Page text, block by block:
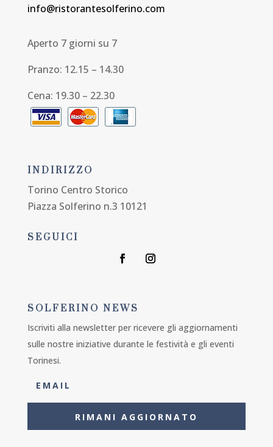
info@ristorantesolferino.com
Aperto 7 giorni su 7
Pranzo: 12.15 – 14.30
Cena: 19.30 – 22.30
INDIRIZZO
Torino Centro Storico
Piazza Solferino n.3 10121
SEGUICI
SOLFERINO NEWS
Iscriviti alla newsletter per ricevere gli aggiornamenti
sulle nostre iniziative durante le festività e gli eventi
Torinesi.
RIMANI AGGIORNATO